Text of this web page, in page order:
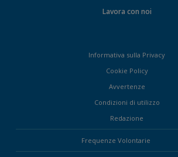
Lavora con noi
Informativa sulla Privacy
Cookie Policy
Avvertenze
Condizioni di utilizzo
Redazione
Frequenze Volontarie